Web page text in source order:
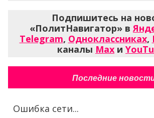
Подпишитесь на
«ПолитНавигатор» в
Telegram, Одноклассниках,
каналы Max и
Последние
Ошибка сети...